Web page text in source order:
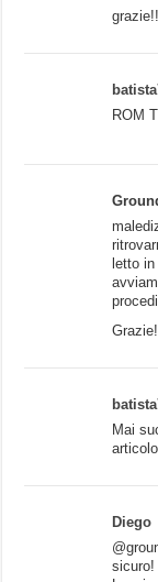
ROM
letto
Mai
Diego
sicuro!